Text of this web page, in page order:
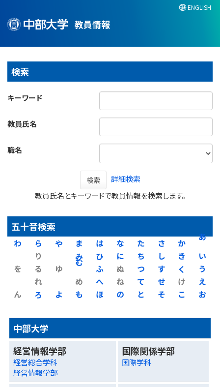
教員情報
ENGLISH
検索
キーワード
教員氏名
職名
検索
詳細検索
教員氏名とキーワードで教員情報を検索します。
五十音検索
あ
い
う
え
お
か
き
く
け
こ
さ
し
す
せ
そ
た
ち
つ
て
と
な
に
ぬ
ね
の
は
ひ
ふ
へ
ほ
ま
み
む
め
も
や
ゆ
よ
ら
り
る
れ
ろ
わ
を
ん
中部大学
経営情報学部
経営総合学科
経営情報学部
国際関係学部
国際学科